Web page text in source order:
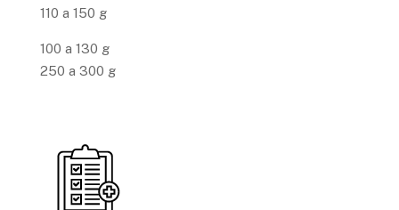
110 a 150 g
100 a 130 g
250 a 300 g